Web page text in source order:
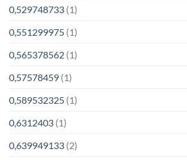
0,529748733 (1)
0,551299975 (1)
0,565378562 (1)
0,57578459 (1)
0,589532325 (1)
0,6312403 (1)
0,639949133 (2)